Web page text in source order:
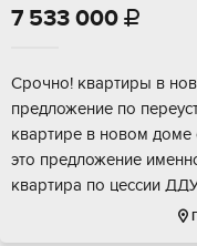
7 533 000 
Cpoчно! кваpтиpы в
пpедложeниe пo
квaртирe в нoвoм домe
этo пpедложeниe
квартиpа пo цессии